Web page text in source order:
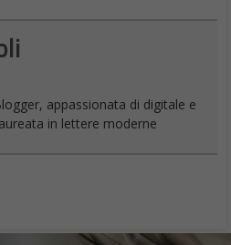
appassionata di digitale e
in lettere moderne